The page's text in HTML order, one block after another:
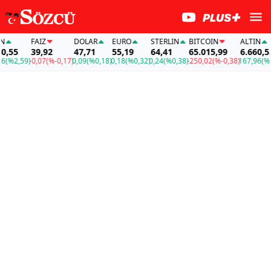
FAİZ
39,92
-0,07(%-0,17)
DOLAR
47,71
0,09(%0,18)
EURO
55,19
0,18(%0,32)
STERLIN
64,41
0,24(%0,38)
BITCOIN
65.015,99
-250,02(%-0,38)
ALTIN
6.660,55
167,96